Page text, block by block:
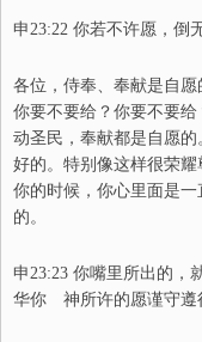
申23:22 你若不许愿，倒
各位，侍奉、 奉献是自
你要不要给？你要不要
动圣民， 奉献都是自愿的
好的。特别像这样很荣
你的时候，你心里面是
的。
申23:23 你嘴里所出的，
华你 神所许的愿谨守遵